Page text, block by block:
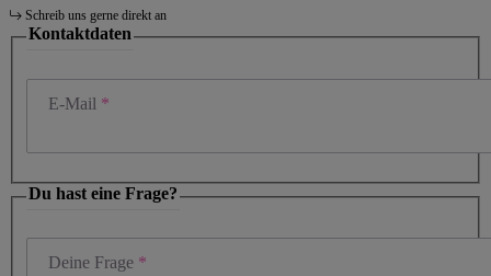
Schreib uns gerne direkt an
Kontaktdaten
E-Mail
Du hast eine Frage?
Deine Frage